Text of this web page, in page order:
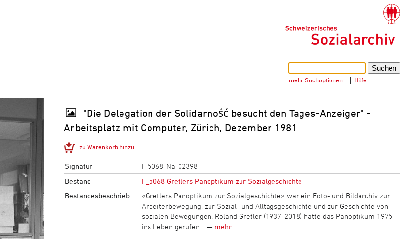
mehr Suchoptionen… Hilfe
"Die Delegation der Solidarność besucht den Tages-Anzeiger" -
Arbeitsplatz mit Computer, Zürich, Dezember 1981
zu Warenkorb hinzu
Signatur
F 5068-Na-02398
Bestand
F_5068 Gretlers Panoptikum zur Sozialgeschichte
Bestandesbeschrieb
«Gretlers Panoptikum zur Sozialgeschichte» war ein Foto- und Bildarchiv zur
Arbeiterbewegung, zur Sozial- und Alltagsgeschichte und zur Geschichte von
sozialen Bewegungen. Roland Gretler (1937-2018) hatte das Panoptikum 1975
ins Leben gerufen… — mehr...